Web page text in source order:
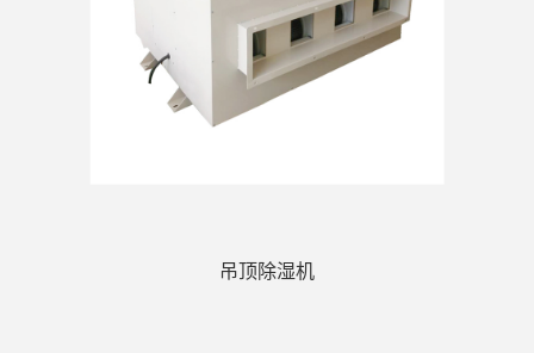
吊顶除湿机